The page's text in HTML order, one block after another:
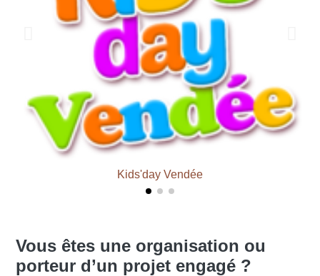
Kids'day Vendée
Vous êtes une organisation ou
porteur d’un projet engagé ?